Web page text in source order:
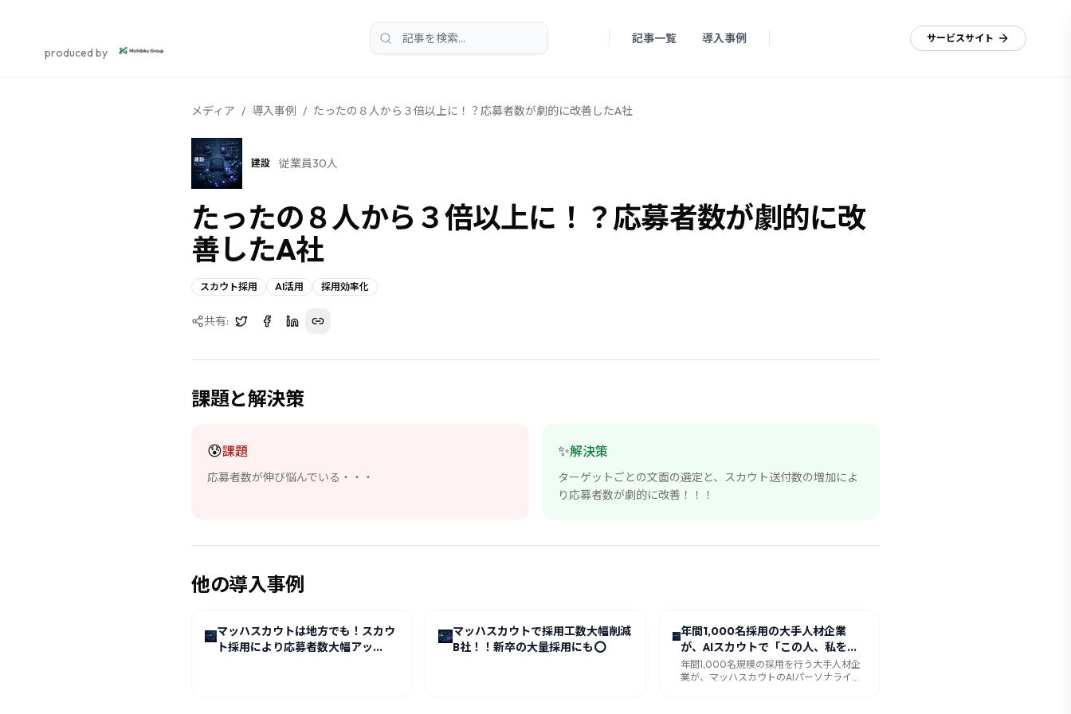
produced by
記事一覧 導入事例 サービスサイト
メディア / 導入事例 / たったの８人から３倍以上に！？応募者数が劇的に改善したA社
建設 従業員30人
たったの８人から３倍以上に！？応募者数が劇的に改
善したA社
スカウト採用 AI活用 採用効率化
共有:
課題と解決策
😰課題
応募者数が伸び悩んでいる・・・
✨解決策
ターゲットごとの文面の選定と、スカウト送付数の増加によ
り応募者数が劇的に改善！！！
他の導入事例
マッハスカウトは地方でも！スカウ
ト採用により応募者数大幅アッ
マッハスカウトで採用工数大幅削減
B社！！新卒の大量採用にも⭕️
年間1,000名採用の大手人材企業
が、AIスカウトで「この人、私を見
てくれている」と言われた話
年間1,000名規模の採用を行う大手人材企
業が、マッハスカウトのAIパーソナライズ